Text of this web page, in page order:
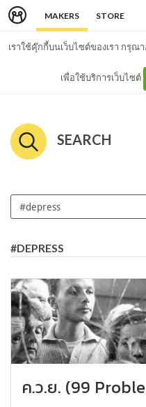
MAKERS STORE
เราใช้คุ๊กกี้บนเว็บไซต์ของเรา กรุณ
เพื่อใช้บริการเว็บไซต์
SEARCH
#DEPRESS
ค.ว.ย. (99